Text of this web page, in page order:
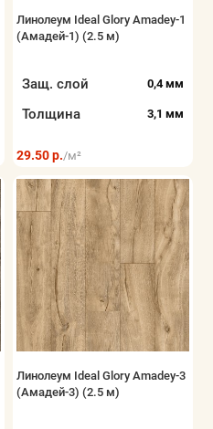
Линолеум Ideal Glory Amadey-1
(Амадей-1) (2.5 м)
Защ. слой 0,4 мм
Толщина 3,1 мм
29.50 р./м²
Линолеум Ideal Glory Amadey-3
(Амадей-3) (2.5 м)